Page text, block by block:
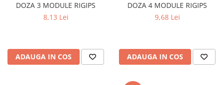
DOZA 3 MODULE RIGIPS
8,13 Lei
ADAUGA IN COS
DOZA 4 MODULE RIGIPS
9,68 Lei
ADAUGA IN COS